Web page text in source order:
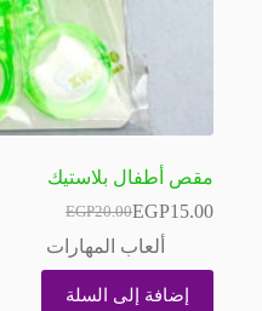
مقص أطفال بلاستيك
EGP20.00
السعر
الأصلي
هو:
EGP20.00.
EGP15.00
السعر
الحالي
هو:
EGP15.00.
ألعاب المهارات
إضافة إلى السلة